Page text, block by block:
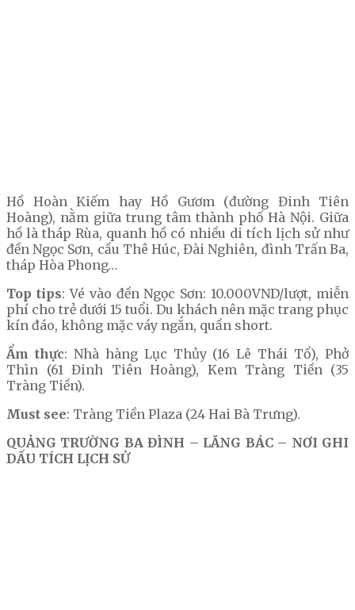
Hồ Hoàn Kiếm hay Hồ Gươm (đường Đinh Tiên
Hoàng), nằm giữa trung tâm thành phố Hà Nội. Giữa
hồ là tháp Rùa, quanh hồ có nhiều di tích lịch sử như
đền Ngọc Sơn, cầu Thê Húc, Đài Nghiên, đình Trấn Ba,
tháp Hòa Phong…
Top tips: Vé vào đền Ngọc Sơn: 10.000VND/lượt, miễn
phí cho trẻ dưới 15 tuổi. Du khách nên mặc trang phục
kín đáo, không mặc váy ngắn, quần short.
Ẩm thực: Nhà hàng Lục Thủy (16 Lê Thái Tổ), Phở
Thìn (61 Đinh Tiên Hoàng), Kem Tràng Tiền (35
Tràng Tiền).
Must see: Tràng Tiền Plaza (24 Hai Bà Trưng).
QUẢNG TRƯỜNG BA ĐÌNH – LĂNG BÁC – NƠI GHI
DẤU TÍCH LỊCH SỬ